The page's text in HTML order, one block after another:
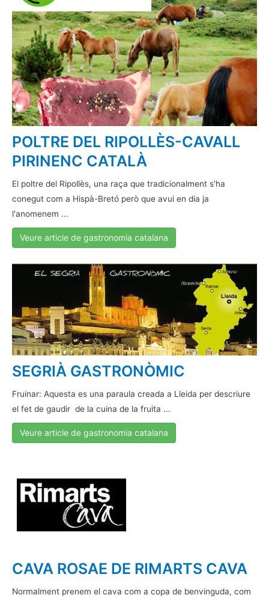
POLTRE DEL RIPOLLÈS-CAVALL
PIRINENC CATALÀ
El poltre del Ripollès, una raça que tradicionalment s'ha
conegut com a Hispà-Bretó però que avui en dia ja
l'anomenem ...
Veure article de gastronomia catalana
SEGRIÀ GASTRONÒMIC
Fruinar: Aquesta es una paraula creada a Lleida per descriure
el fet de gaudir de la cuina de la fruita ...
Veure article de gastronomia catalana
CAVA ROSAE DE RIMARTS CAVA
Normalment prenem el cava com a copa de benvinguda, com